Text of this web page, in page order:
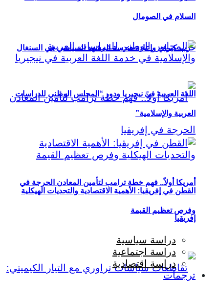
حزب كيراي وإعادة هندسة المشهد السياسي في السنغال
أمريكا أولاً.. فهم خطة ترامب لتأمين المعادن الحرجة في
إفريقيا
السلام في الصومال
اللغة العربية في نيجيريا ودور “المجلس الوطني للدراسات
العربية والإسلامية”
القطن في إفريقيا: الأهمية الاقتصادية والتحديات الهيكلية
وفرص تعظيم القيمة
دراسة سياسية
دراسة اجتماعية
دراسة اقتصادية
ترجمات